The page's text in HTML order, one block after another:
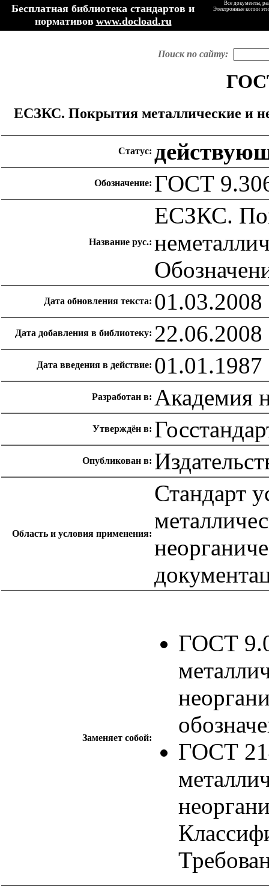
Бесплатная библиотека стандартов и
нормативов www.docload.ru
Все документы,
Электронные копии
Поиск по сайту:
ЕСЗКС. Покрытия металлические и
Статус:
Обозначение: ГОСТ
Название рус.:
ЕСЗКС.
Дата обновления текста: 01.03.2008
Дата добавления в библиотеку: 22.06.2008
Дата введения в действие: 01.01.1987
Разработан в: Академия
Утверждён в:
Опубликован в:
Область и условия применения:
Стандарт
Заменяет собой:
ГОСТ
ГОСТ